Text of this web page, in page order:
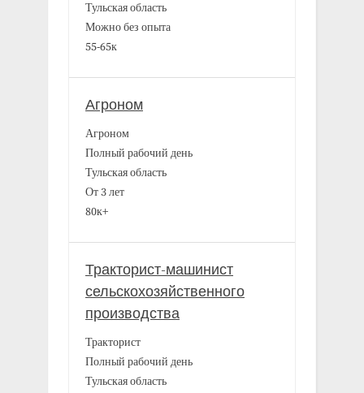
Тульская область
Можно без опыта
55-65к
Агроном
Агроном
Полный рабочий день
Тульская область
От 3 лет
80к+
Тракторист-машинист
сельскохозяйственного
производства
Тракторист
Полный рабочий день
Тульская область